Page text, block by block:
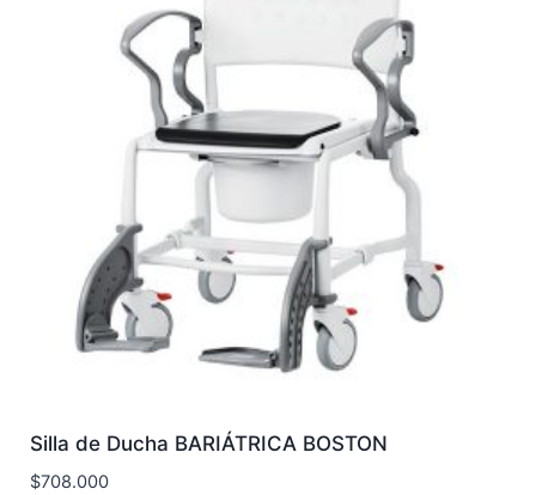
Silla de Ducha BARIÁTRICA BOSTON
$708.000